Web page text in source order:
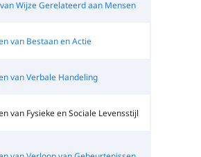
Wijze Gerelateerd aan Mensen
van Bestaan en Actie
van Verbale Handeling
van Fysieke en Sociale Levensstijl